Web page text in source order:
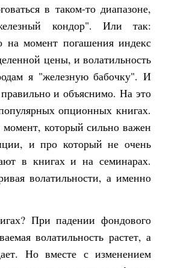
в таком-то диапазоне,
кондор". Или так:
на момент погашения индекс
цены, и волатильность
я "железную бабочку". И
и объяснимо. На это
опционных книгах.
который сильно важен
и про который не очень
в книгах и на семинарах.
волатильности, а именно
При падении фондового
волатильность растет, а
Но вместе с изменением